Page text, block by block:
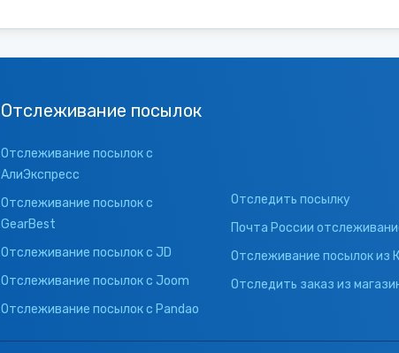
Отслеживание посылок
Отслеживание посылок с
АлиЭкспресс
Отслеживание посылок с
GearBest
Отслеживание посылок с JD
Отслеживание посылок с Joom
Отслеживание посылок с Pandao
Отследить посылку
Почта России
Отслеживание посылок из
Отследить заказ из